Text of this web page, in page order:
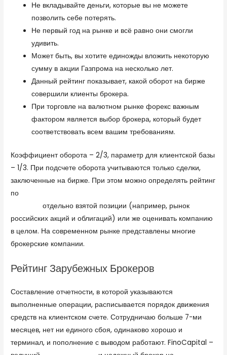
Не вкладывайте деньги, которые вы не можете
позволить себе потерять.
Не первый год на рынке и всё равно они смогли
удивить.
Может быть, вы хотите единожды вложить некоторую
сумму в акции Газпрома на несколько лет.
Данный рейтинг показывает, какой оборот на бирже
совершили клиенты брокера.
При торговле на валютном рынке форекс важным
фактором является выбор брокера, который будет
соответствовать всем вашим требованиям.
Коэффициент оборота – 2/3, параметр для клиентской базы
– 1/3. При подсчете оборота учитываются только сделки,
заключенные на бирже. При этом можно определять рейтинг
по
отдельно взятой позиции (например, рынок
российских акций и облигаций) или же оценивать компанию
в целом. На современном рынке представлены многие
брокерские компании.
Рейтинг Зарубежных Брокеров
Составление отчетности, в которой указываются
выполненные операции, расписывается порядок движения
средств на клиентском счете. Сотрудничаю больше 7-ми
месяцев, нет ни единого сбоя, одинаково хорошо и
терминал, и пополнение с выводом работают. FinoCapital –